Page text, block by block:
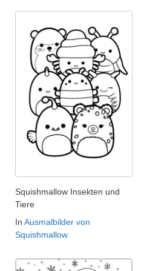
Squishmallow Insekten und
Tiere
In Ausmalbilder von
Squishmallow